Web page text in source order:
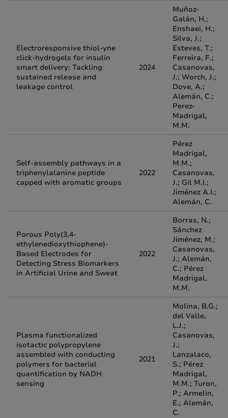
Electroresponsive thiol-yne
click-hydrogels for insulin
smart delivery: Tackling
sustained release and
leakage control
2024
Muñoz-
Galán, H.;
Enshaei, H.;
Silva, J.;
Esteves, T.;
Ferreira, F.;
Casanovas,
J.; Worch, J.;
Dove, A.;
Alemán, C.;
Perez-
Madrigal,
M.M.
Self-assembly pathways in a
triphenylalanine peptide
capped with aromatic groups
2022
Pérez
Madrigal,
M.M.;
Casanovas,
J.; Gil M.I.;
Jiménez A.I.;
Alemán, C.
Porous Poly(3,4-
ethylenedioxythiophene)-
Based Electrodes for
Detecting Stress Biomarkers
in Artificial Urine and Sweat
2022
Borras, N.;
Sánchez
Jiménez, M.;
Casanovas,
J.; Alemán,
C.; Pérez
Madrigal,
M.M.
Plasma functionalized
isotactic polypropylene
assembled with conducting
polymers for bacterial
quantification by NADH
sensing
2021
Molina, B.G.;
del Valle,
L.J.;
Casanovas,
J.;
Lanzalaco,
S.; Pérez
Madrigal,
M.M.; Turon,
P.; Armelin,
E.; Alemán,
C.